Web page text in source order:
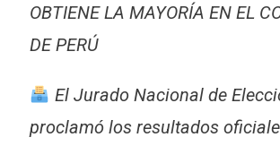
OBTIENE LA MAYORÍA EN EL
DE PERÚ
El Jurado Nacional de
proclamó los resultados